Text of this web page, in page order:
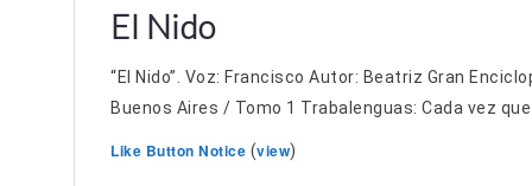
El Nido
“El Nido”. Voz: Francisco Autor: Beatriz Gran
Buenos Aires / Tomo 1 Trabalenguas: Cada vez
Like Button Notice (view)